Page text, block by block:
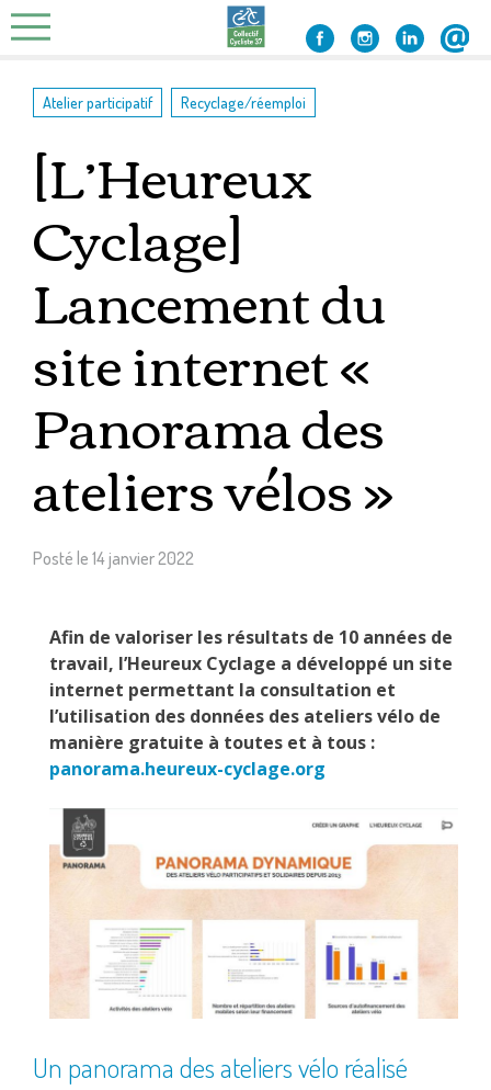
Skip
to
Atelier participatif Recyclage/réemploi
[L’Heureux
Cyclage]
Lancement du
site internet «
Panorama des
ateliers vélos »
Posté le 14 janvier 2022
Afin de valoriser les résultats de 10 années de
travail, l’Heureux Cyclage a développé un site
internet permettant la consultation et
l’utilisation des données des ateliers vélo de
manière gratuite à toutes et à tous :
panorama.heureux-cyclage.org
Un panorama des ateliers vélo réalisé